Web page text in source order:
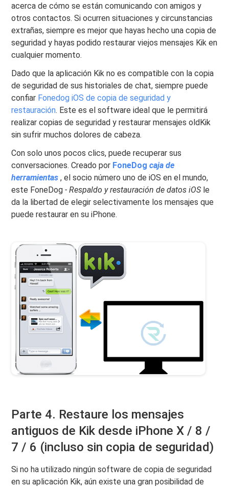
acerca de cómo se están comunicando con amigos y
otros contactos. Si ocurren situaciones y circunstancias
extrañas, siempre es mejor que hayas hecho una copia de
seguridad y hayas podido restaurar viejos mensajes Kik en
cualquier momento.
Dado que la aplicación Kik no es compatible con la copia
de seguridad de sus historiales de chat, siempre puede
confiar Fonedog iOS de copia de seguridad y
restauración. Este es el software ideal que le permitirá
realizar copias de seguridad y restaurar mensajes oldKik
sin sufrir muchos dolores de cabeza.
Con solo unos pocos clics, puede recuperar sus
conversaciones. Creado por FoneDog caja de
herramientas, el socio número uno de iOS en el mundo,
este FoneDog - Respaldo y restauración de datos iOS le
da la libertad de elegir selectivamente los mensajes que
puede restaurar en su iPhone.
Parte 4. Restaure los mensajes
antiguos de Kik desde iPhone X / 8 /
7 / 6 (incluso sin copia de seguridad)
Si no ha utilizado ningún software de copia de seguridad
en su aplicación Kik, aún existe una gran posibilidad de